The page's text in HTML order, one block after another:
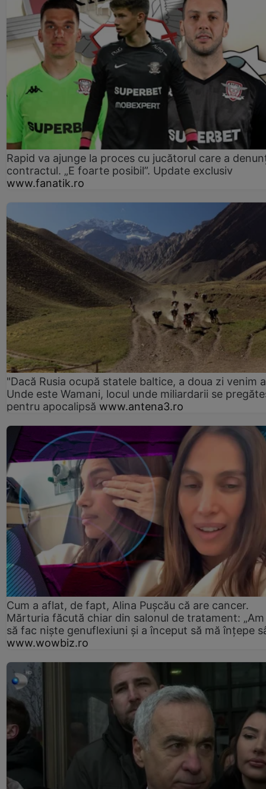
Rapid va ajunge la proces cu jucătorul care a
contractul. „E foarte posibil”. Update exclusiv
www.fanatik.ro
"Dacă Rusia ocupă statele baltice, a doua zi venim
Unde este Wamani, locul unde miliardarii se
pentru apocalipsă www.antena3.ro
Cum a aflat, de fapt, Alina Pușcău că are cancer.
Mărturia făcută chiar din salonul de tratament:
să fac niște genuflexiuni și a început să mă înțepe
www.wowbiz.ro